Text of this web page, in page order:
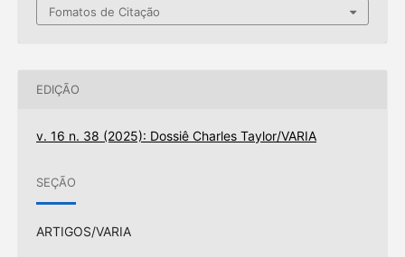
Fomatos de Citação
EDIÇÃO
v. 16 n. 38 (2025): Dossiê Charles Taylor/VARIA
SEÇÃO
ARTIGOS/VARIA